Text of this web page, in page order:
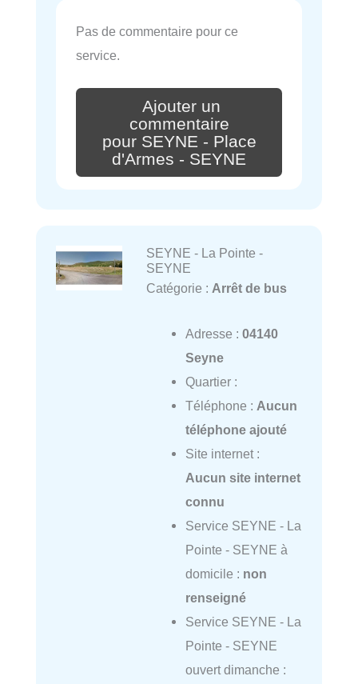
Pas de commentaire pour ce
service.
Ajouter un
commentaire
pour SEYNE - Place
d'Armes - SEYNE
SEYNE - La Pointe -
SEYNE
Catégorie : Arrêt de bus
Adresse : 04140
Seyne
Quartier :
Téléphone : Aucun
téléphone ajouté
Site internet :
Aucun site internet
connu
Service SEYNE - La
Pointe - SEYNE à
domicile : non
renseigné
Service SEYNE - La
Pointe - SEYNE
ouvert dimanche :